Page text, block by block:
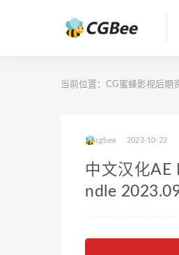
当前位置： CG蜜蜂影视后期
cgbee 2023-10-22
中文汉化AE
ndle